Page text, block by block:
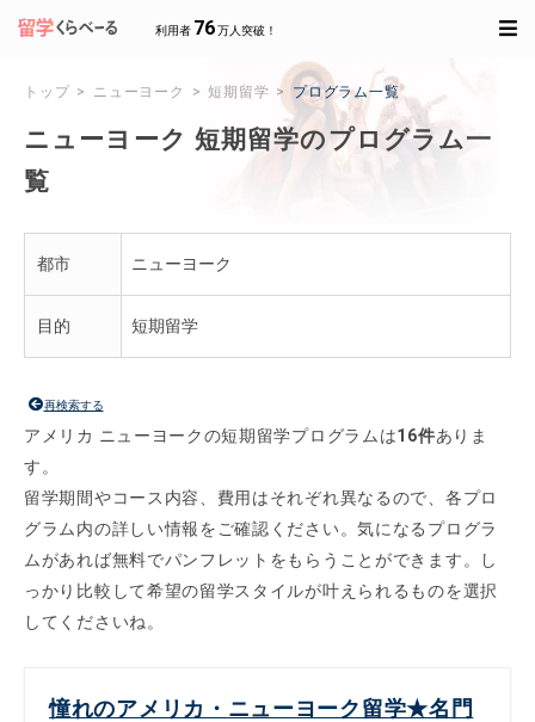
利用者 76万人突破！
トップ ニューヨーク 短期留学 プログラム一覧
ニューヨーク 短期留学のプログラム一
覧
都市 ニューヨーク
目的 短期留学
再検索する
アメリカ ニューヨークの短期留学プログラムは16件ありま
す。
留学期間やコース内容、費用はそれぞれ異なるので、各プロ
グラム内の詳しい情報をご確認ください。気になるプログラ
ムがあれば無料でパンフレットをもらうことができます。し
っかり比較して希望の留学スタイルが叶えられるものを選択
してくださいね。
憧れのアメリカ・ニューヨーク留学★名門